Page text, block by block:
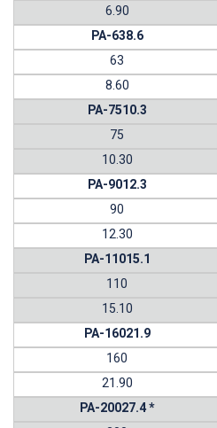
6.90
PA-638.6
63
8.60
PA-7510.3
75
10.30
PA-9012.3
90
12.30
PA-11015.1
110
15.10
PA-16021.9
160
21.90
PA-20027.4 *